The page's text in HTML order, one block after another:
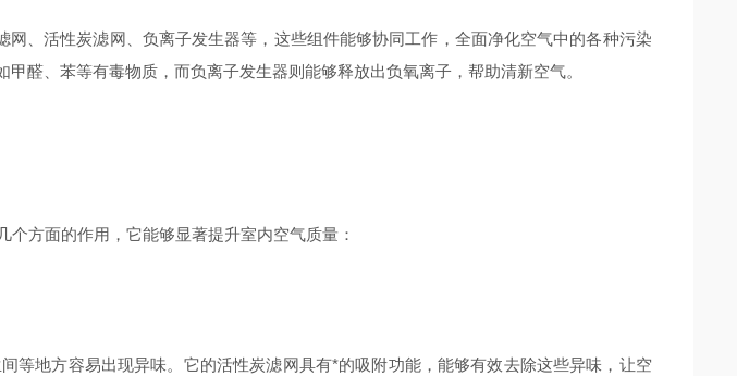
活性炭滤网、负离子发生器等，这些组件能够协同工作，全面净化空气中的各种污染
醛、苯等有毒物质，而负离子发生器则能够释放出负氧离子，帮助清新空气。
方面的作用，它能够显著提升室内空气质量：
地方容易出现异味。它的活性炭滤网具有*的吸附功能，能够有效去除这些异味，让空